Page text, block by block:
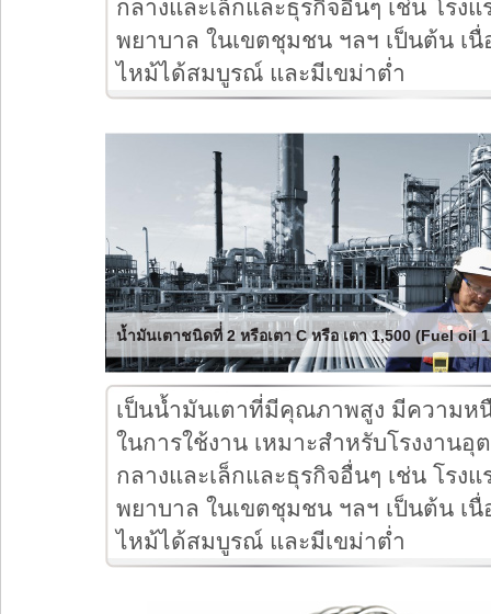
กลางและเล็กและธุรกิจอื่นๆ เช่น โรงแ
พยาบาล ในเขตชุมชน ฯลฯ เป็นต้น เนื่
ไหม้ได้สมบูรณ์ และมีเขม่าต่ำ
น้ำมันเตาชนิดที่่ 2 หรือเตา C หรือ เตา 1,500 (Fuel oil
เป็นน้ำมันเตาที่มีคุณภาพสูง มีความห
ในการใช้งาน เหมาะสำหรับโรงงาน
กลางและเล็กและธุรกิจอื่นๆ เช่น โรงแ
พยาบาล ในเขตชุมชน ฯลฯ เป็นต้น เนื่
ไหม้ได้สมบูรณ์ และมีเขม่าต่ำ